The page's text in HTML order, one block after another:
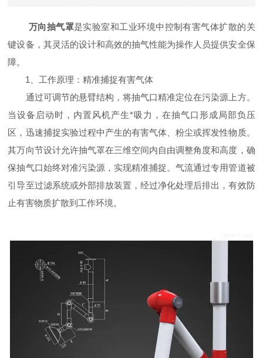
万向抽气罩是实验室和工业环境中控制有害气体扩散的关
键设备，其灵活的设计和高效的抽气性能为操作人员提供安全保
障。
​​1、工作原理：精准捕捉有害气体​​
通过可调节的悬臂结构，将抽气口精准定位在污染源上方。
当设备启动时，内置风机产生*吸力，在抽气口形成局部负压
区，迅速捕捉实验过程中产生的有害气体、粉尘或挥发性物质。
其万向节设计允许抽气罩在三维空间内自由调整角度和高度，确
保抽气口始终对准污染源，实现精准捕捉。气流通过专用管道被
引导至过滤系统或外部排放装置，经过净化处理后排出，有效防
止有害物质扩散到工作环境。